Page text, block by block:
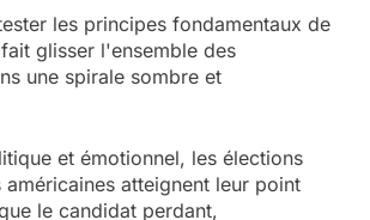
les principes fondamentaux de
glisser l'ensemble des
une spirale sombre et
et émotionnel, les élections
américaines atteignent leur point
le candidat perdant,